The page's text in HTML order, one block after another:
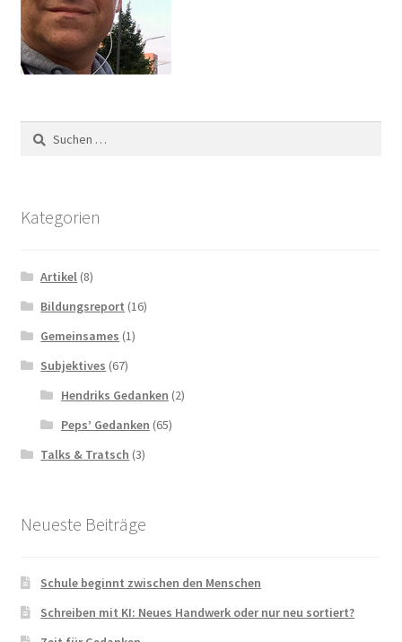
Suchen
nach:
Kategorien
Artikel (8)
Bildungsreport (16)
Gemeinsames (1)
Subjektives (67)
Hendriks Gedanken (2)
Peps’ Gedanken (65)
Talks & Tratsch (3)
Neueste Beiträge
Schule beginnt zwischen den Menschen
Schreiben mit KI: Neues Handwerk oder nur neu sortiert?